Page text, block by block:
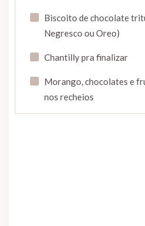
Biscoito de chocolate
Negresco ou Oreo)
Chantilly pra finalizar
Morango, chocolates e
nos recheios